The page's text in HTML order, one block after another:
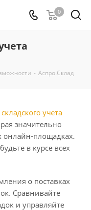
0
- Аспро.Склад
учета
значительно
онлайн-площадках.
в курсе всех
о поставках
Сравнивайте
и управляйте